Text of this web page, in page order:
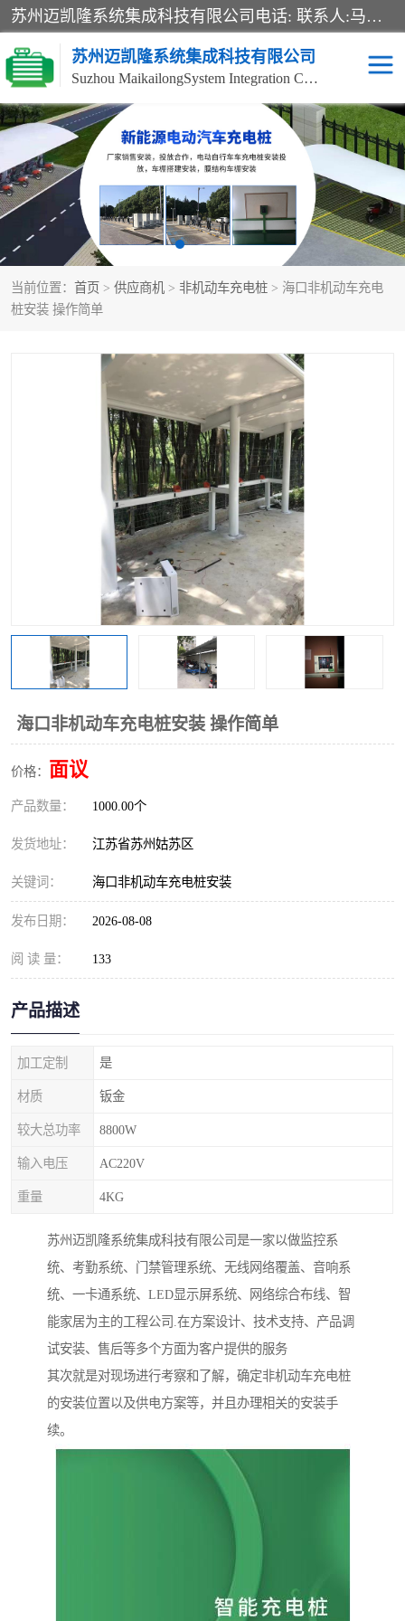
苏州迈凯隆系统集成科技有限公司电话: 联系人:马杰森 销售安装视频监控、报警系统、电话交换机、门禁考勤、巡更系统、呼叫对讲系统、停车场道闸、智能家居、广播系统、综合布线、办公设备、电子商务软件、网络工程、酒店门锁系列 系统集成、VOD视频点播、LED显示屏、节能产品、USP电源、收银机等弱电及智能化项目。
苏州迈凯隆系统集成科技有限公司
Suzhou MaikailongSystem Integration Co., Ltd.
当前位置： 首页 > 供应商机 > 非机动车充电桩 > 海口非机动车充电
桩安装 操作简单
海口非机动车充电桩安装 操作简单
价格： 面议
产品数量： 1000.00个
发货地址： 江苏省苏州姑苏区
关键词： 海口非机动车充电桩安装
发布日期： 2026-08-08
阅 读 量： 133
产品描述
加工定制 是
材质 钣金
较大总功率 8800W
输入电压 AC220V
重量 4KG
苏州迈凯隆系统集成科技有限公司是一家以做监控系
统、考勤系统、门禁管理系统、无线网络覆盖、音响系
统、一卡通系统、LED显示屏系统、网络综合布线、智
能家居为主的工程公司.在方案设计、技术支持、产品调
试安装、售后等多个方面为客户提供的服务
其次就是对现场进行考察和了解，确定非机动车充电桩
的安装位置以及供电方案等，并且办理相关的安装手
续。
非机动车充电桩 电瓶车充电桩
电动自行车充电桩 两轮电动车充电桩
充电桩